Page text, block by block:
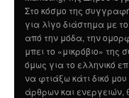
Στο κόσμο της
για λίγο διάστημα με
από την μόδα, την
μπει το «μικρόβιο»
όμως για το ελληνικό
να φτιάξω κάτι δικό
άρθρων και